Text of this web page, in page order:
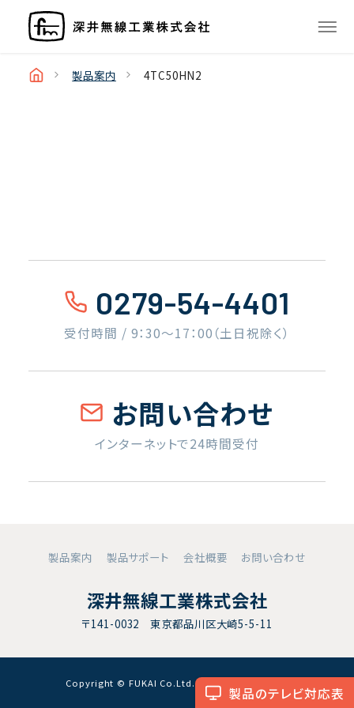
製品のテレビ対応表
製品案内 4TC50HN2
0279-54-4401
受付時間 / 9：30〜17：00（土日祝除く）
お問い合わせ
インターネットで24時間受付
製品案内 製品サポート 会社概要 お問い合わせ
深井無線工業株式会社
〒141-0032 東京都品川区大崎5-5-11
Copyright © FUKAI Co.Ltd. All RightsReserved.